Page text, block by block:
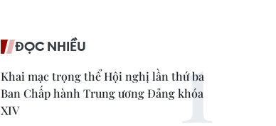
ĐỌC NHIỀU
Khai mạc trọng thể Hội nghị lần thứ ba
Ban Chấp hành Trung ương Đảng khóa
XIV